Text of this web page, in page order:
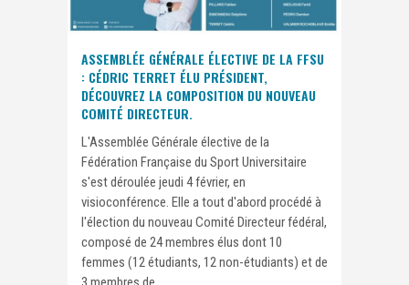
ASSEMBLÉE GÉNÉRALE ÉLECTIVE DE LA FFSU
: CÉDRIC TERRET ÉLU PRÉSIDENT,
DÉCOUVREZ LA COMPOSITION DU NOUVEAU
COMITÉ DIRECTEUR.
L'Assemblée Générale élective de la
Fédération Française du Sport Universitaire
s'est déroulée jeudi 4 février, en
visioconférence. Elle a tout d'abord procédé à
l'élection du nouveau Comité Directeur fédéral,
composé de 24 membres élus dont 10
femmes (12 étudiants, 12 non-étudiants) et de